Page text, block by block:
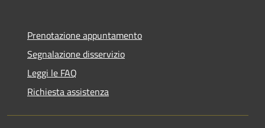
Prenotazione appuntamento
Segnalazione disservizio
Leggi le FAQ
Richiesta assistenza